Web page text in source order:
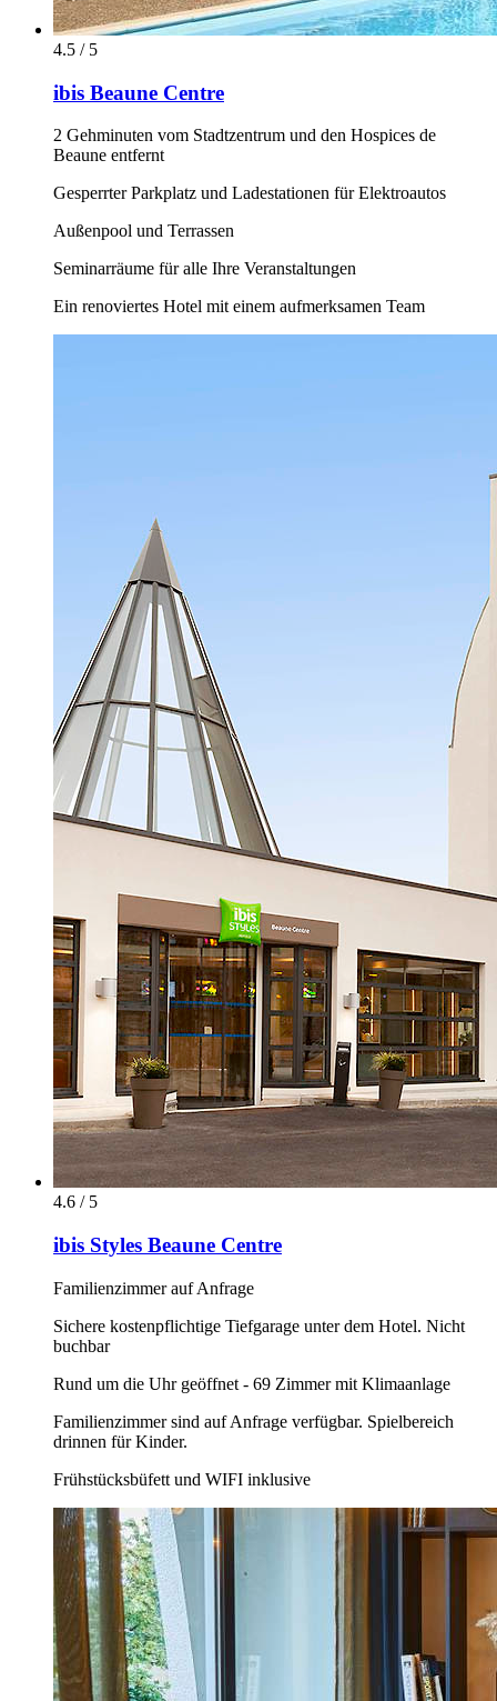
4.5 / 5
ibis Beaune Centre
2 Gehminuten vom Stadtzentrum und den Hospices de
Beaune entfernt
Gesperrter Parkplatz und Ladestationen für Elektroautos
Außenpool und Terrassen
Seminarräume für alle Ihre Veranstaltungen
Ein renoviertes Hotel mit einem aufmerksamen Team
4.6 / 5
ibis Styles Beaune Centre
Familienzimmer auf Anfrage
Sichere kostenpflichtige Tiefgarage unter dem Hotel. Nicht
buchbar
Rund um die Uhr geöffnet - 69 Zimmer mit Klimaanlage
Familienzimmer sind auf Anfrage verfügbar. Spielbereich
drinnen für Kinder.
Frühstücksbüfett und WIFI inklusive